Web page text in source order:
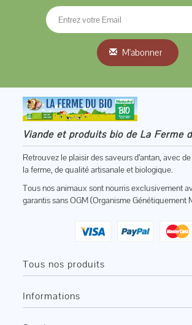
M'abonner
Viande et produits bio de La Ferme
Retrouvez le plaisir des saveurs d’antan, avec
la ferme, de qualité artisanale et biologique.
Tous nos animaux sont nourris exclusivement
garantis sans OGM (Organisme Génétiquement
Tous nos produits
Informations